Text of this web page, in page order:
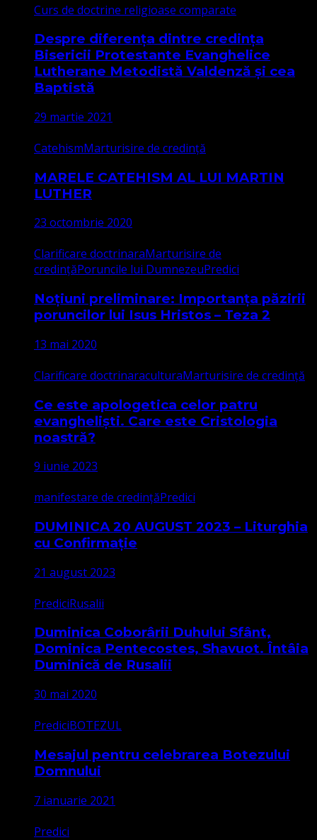
Curs de doctrine religioase comparate
Despre diferența dintre credința
Bisericii Protestante Evanghelice
Lutherane Metodistă Valdenză și cea
Baptistă
29 martie 2021
CatehismMarturisire de credință
MARELE CATEHISM AL LUI MARTIN
LUTHER
23 octombrie 2020
Clarificare doctrinaraMarturisire de
credințăPoruncile lui DumnezeuPredici
Noțiuni preliminare: Importanța păzirii
poruncilor lui Isus Hristos – Teza 2
13 mai 2020
Clarificare doctrinaraculturaMarturisire de credință
Ce este apologetica celor patru
evangheliști. Care este Cristologia
noastră?
9 iunie 2023
manifestare de credințăPredici
DUMINICA 20 AUGUST 2023 – Liturghia
cu Confirmație
21 august 2023
PrediciRusalii
Duminica Coborârii Duhului Sfânt,
Dominica Pentecostes, Shavuot. Întâia
Duminică de Rusalii
30 mai 2020
PrediciBOTEZUL
Mesajul pentru celebrarea Botezului
Domnului
7 ianuarie 2021
Predici